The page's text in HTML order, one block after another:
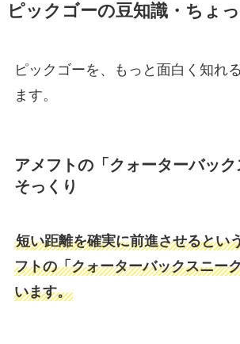
ピックゴーの豆知識・ちょ
ピックゴーを、もっと面白く知れ
ます。
アメフトの「クォーターバック
そっくり
短い距離を確実に前進させるとい
フトの「クォーターバックスニー
います。